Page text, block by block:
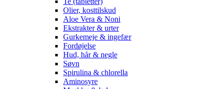
Olier, kosttilskud
Aloe Vera & Noni
Ekstrakter & urter
Gurkemeje & ingefær
Fordøjelse
Hud, hår & negle
Søvn
Spirulina & chlorella
Aminosyre